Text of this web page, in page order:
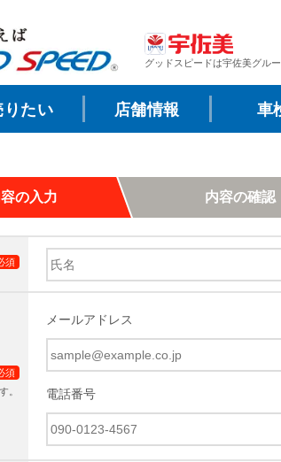
グッドスピードは宇佐美グル
りたい 店舗情報 車
の入力 内容の確認
須
須
。
メールアドレス
電話番号